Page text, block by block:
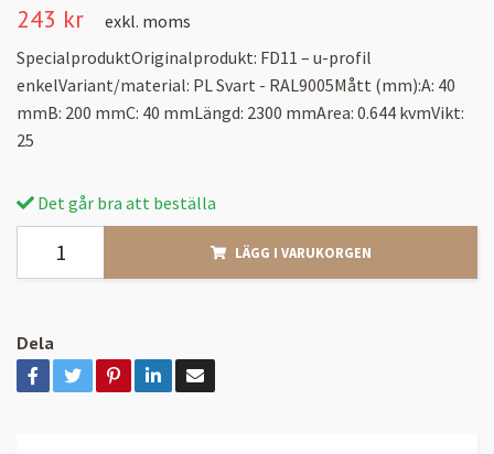
243 kr
exkl. moms
SpecialproduktOriginalprodukt: FD11 – u-profil
enkelVariant/material: PL Svart - RAL9005Mått (mm):A: 40
mmB: 200 mmC: 40 mmLängd: 2300 mmArea: 0.644 kvmVikt:
25
Det går bra att beställa
LÄGG I VARUKORGEN
Dela